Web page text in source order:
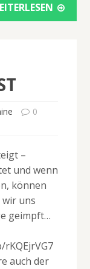
0
–
und wenn
können
uns
geimpft…
auch der